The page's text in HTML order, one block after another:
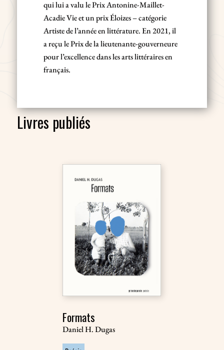
qui lui a valu le Prix Antonine-Maillet-
Acadie Vie et un prix Éloizes – catégorie
Artiste de l’année en littérature. En 2021, il
a reçu le Prix de la lieutenante-gouverneure
pour l’excellence dans les arts littéraires en
français.
Livres publiés
Formats
Daniel H. Dugas